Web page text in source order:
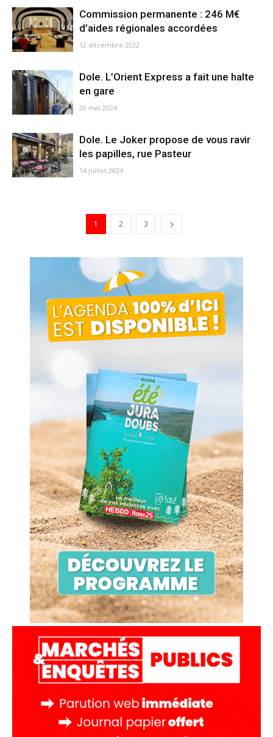
Commission permanente : 246 M€
d’aides régionales accordées
12 décembre 2022
Dole. L’Orient Express a fait une halte
en gare
20 mai 2024
Dole. Le Joker propose de vous ravir
les papilles, rue Pasteur
14 juillet 2024
1 2 3